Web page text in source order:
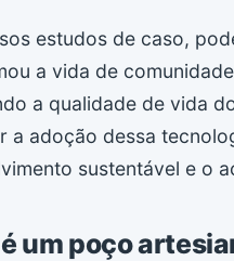
estudos de caso,
a vida de
a qualidade de vida
a adoção dessa
sustentável e o
um poço